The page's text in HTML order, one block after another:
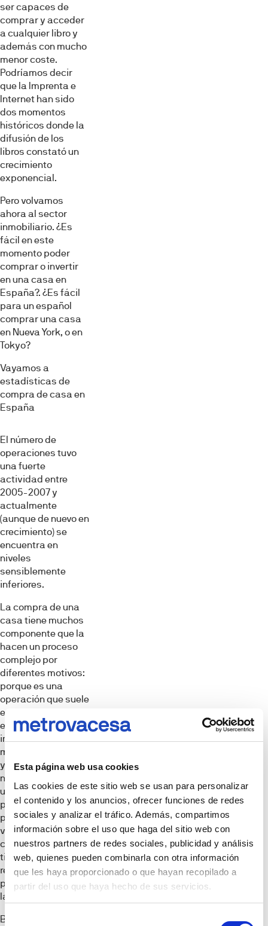
Esta página web usa cookies
Las cookies de este sitio web se usan para personalizar
el contenido y los anuncios, ofrecer funciones de redes
sociales y analizar el tráfico. Además, compartimos
información sobre el uso que haga del sitio web con
nuestros partners de redes sociales, publicidad y análisis
web, quienes pueden combinarla con otra información
que les haya proporcionado o que hayan recopilado a
partir del uso que haya hecho de sus servicios.
Selección
ser capaces de
comprar y acceder
a cualquier libro y
además con mucho
menor coste.
Podríamos decir
que la Imprenta e
Internet han sido
dos momentos
históricos donde la
difusión de los
libros constató un
crecimiento
exponencial.
Pero volvamos
ahora al sector
inmobiliario. ¿Es
fácil en este
momento poder
comprar o invertir
en una casa en
España?. ¿Es fácil
para un español
comprar una casa
en Nueva York, o en
Tokyo?
Vayamos a
estadísticas de
compra de casa en
España
El número de
operaciones tuvo
una fuerte
actividad entre
2005-2007 y
actualmente
(aunque de nuevo en
crecimiento) se
encuentra en
niveles
sensiblemente
inferiores.
La compra de una
casa tiene muchos
componente que la
hacen un proceso
complejo por
diferentes motivos:
porque es una
operación que suele
estar financiada, y
esto a menudo
implica comprobar
mucha información,
y porque es
necesario realizar
una serie de
procedimientos
para asegurar la
validez y registro de
cada operación que
tienen que ser
realizados en el
país donde se ubica
la casa.
Blockchain